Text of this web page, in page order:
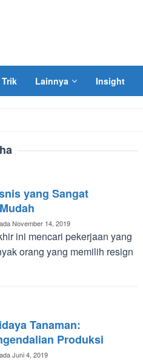
Lainnya Insight
yang Sangat
November 14, 2019
ini mencari pekerjaan yang
orang yang memilih resign
Tanaman:
Produksi
Juni 4, 2019